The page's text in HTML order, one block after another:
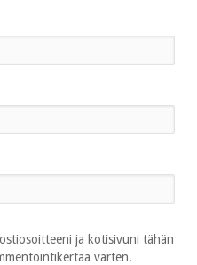
ja kotisivuni tähän
varten.